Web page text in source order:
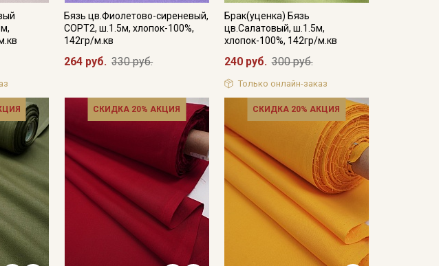
Бязь цв.Фиолетово-сиреневый,
СОРТ2, ш.1.5м, хлопок-100%,
142гр/м.кв
264 руб. 330 руб.
Брак(уценка) Бязь
цв.Салатовый, ш.1.5м,
хлопок-100%, 142гр/м.кв
240 руб. 300 руб.
Только онлайн-заказ
СКИДКА 20% АКЦИЯ СКИДКА 20% АКЦИЯ
30% на узкие
персональных
персональных
и